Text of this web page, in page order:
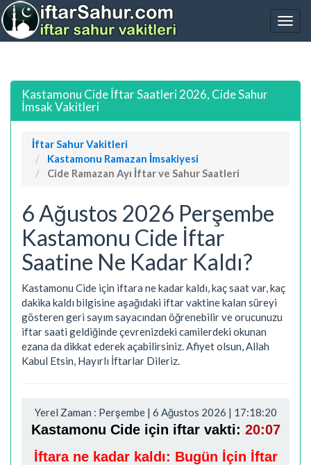
Kastamonu Cide İftar Saatleri 2026, Cide Sahur
İmsak Vakitleri
İftar Sahur Vakitleri
Kastamonu Ramazan İmsakiyesi
Cide Ramazan Ayı İftar ve Sahur Saatleri
6 Ağustos 2026 Perşembe
Kastamonu Cide İftar
Saatine Ne Kadar Kaldı?
Kastamonu Cide için iftara ne kadar kaldı, kaç saat var, kaç
dakika kaldı bilgisine aşağıdaki iftar vaktine kalan süreyi
gösteren geri sayım sayacından öğrenebilir ve orucunuzu
iftar saati geldiğinde çevrenizdeki camilerdeki okunan
ezana da dikkat ederek açabilirsiniz. Afiyet olsun, Allah
Kabul Etsin, Hayırlı İftarlar Dileriz.
Yerel Zaman : Perşembe | 6 Ağustos 2026 | 17:18:21
Kastamonu Cide için iftar vakti: 20:07
İftara ne kadar kaldı: Bugün İçin İftar